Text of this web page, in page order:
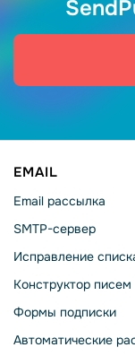
EMAIL
Email рассылка
SMTP-сервер
Исправление
Конструктор писем
Формы подписки
Автоматические